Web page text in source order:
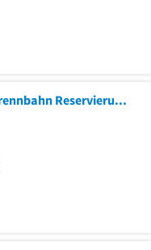
ATLANTIC Hotel an der Galopprennbahn Reservierungen